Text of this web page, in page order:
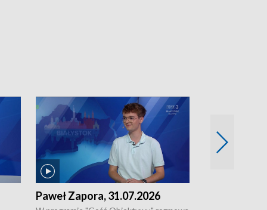
Paweł Zapora, 31.07.2026